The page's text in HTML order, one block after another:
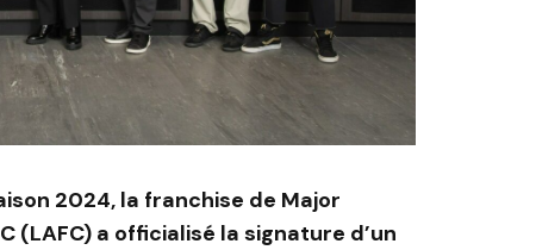
2024, la franchise de Major
(LAFC) a officialisé la signature d’un